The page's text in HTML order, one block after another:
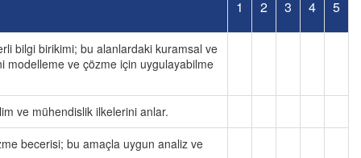
1 2 3 4 5
bilgi birikimi; bu alanlardaki kuramsal ve
modelleme ve çözme için uygulayabilme
ve mühendislik ilkelerini anlar.
becerisi; bu amaçla uygun analiz ve